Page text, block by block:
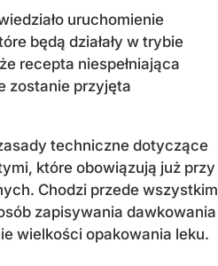
uruchomienie
będą działały w trybie
recepta niespełniająca
zostanie przyjęta
techniczne dotyczące
które obowiązują już przy
Chodzi przede wszystkim
zapisywania dawkowania
wielkości opakowania leku.